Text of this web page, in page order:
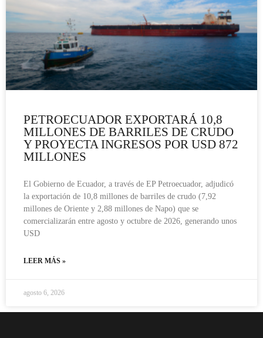
PETROECUADOR EXPORTARÁ 10,8
MILLONES DE BARRILES DE CRUDO
Y PROYECTA INGRESOS POR USD 872
MILLONES
El Gobierno de Ecuador, a través de EP Petroecuador, adjudicó
la exportación de 10,8 millones de barriles de crudo (7,92
millones de Oriente y 2,88 millones de Napo) que se
comercializarán entre agosto y octubre de 2026, generando unos
USD
LEER MÁS »
agosto 6, 2026